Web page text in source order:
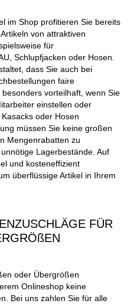
im Shop profitieren Sie bereits
von attraktiven
für
Schlupfjacken oder Hosen.
dass Sie auch bei
faire
vorteilhaft, wenn Sie
einstellen oder
oder Hosen
müssen Sie keine großen
Mengenrabatten zu
Lagerbestände. Auf
und kosteneffizient
überflüssige Artikel in Ihrem
FÜR
oder Übergrößen
Onlineshop keine
Bei uns zahlen Sie für alle